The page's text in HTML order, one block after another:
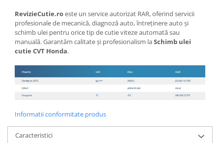
RevizieCutie.roeste un service autorizat RAR, oferind servicii
profesionale de mecanică, diagnoză auto, întreținere auto și
schimb ulei pentru orice tip de cutie viteze automată sau
manuală. Garantăm calitate și profesionalism laSchimb ulei
cutie CVT Honda.
Informatii conformitate produs
Caracteristici